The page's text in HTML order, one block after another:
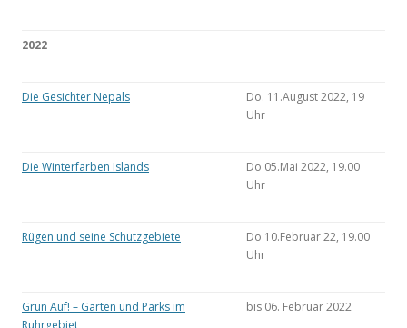
2022
Die Gesichter Nepals
Do. 11.August 2022, 19
Uhr
Die Winterfarben Islands
Do 05.Mai 2022, 19.00
Uhr
Rügen und seine Schutzgebiete
Do 10.Februar 22, 19.00
Uhr
Grün Auf! – Gärten und Parks im
Ruhrgebiet
bis 06. Februar 2022